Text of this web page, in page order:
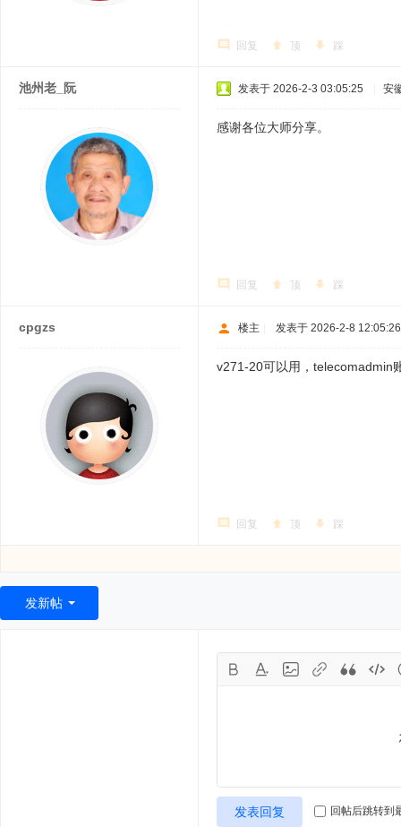
回复 顶 踩
池州老_阮 发表于 2026-2-3 03:05:25 安
感谢各位大师分享。
回复 顶 踩
cpgzs 楼主 发表于 2026-2-8 12:05:26
v271-20可以用，telecomadmin
回复 顶 踩
发新帖
发表回复 回帖后跳转到